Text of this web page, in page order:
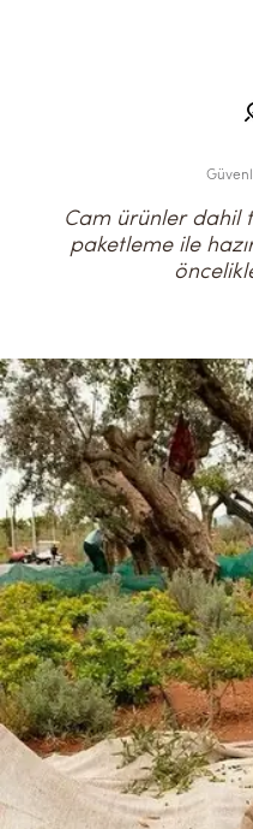
Cam ürünler dahil
paketleme ile